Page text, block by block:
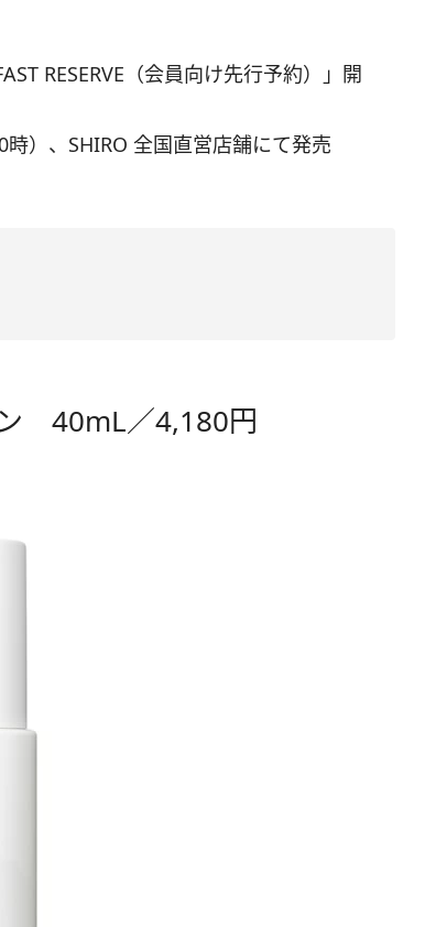
RESERVE（会員向け先行予約）」開
）、SHIRO 全国直営店舗にて発売
40mL／4,180円